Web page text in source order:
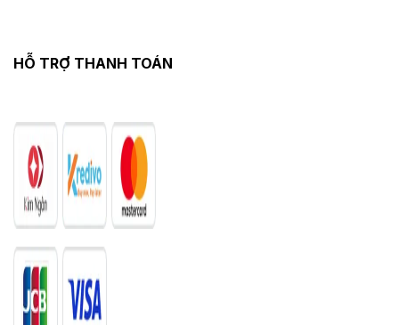
HỖ TRỢ THANH TOÁN